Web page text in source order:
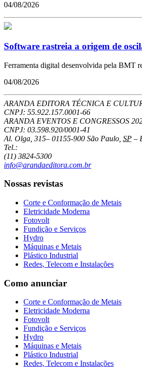
04/08/2026
Software rastreia a origem de
Ferramenta digital desenvolvida pela BMT
04/08/2026
ARANDA EDITORA TÉCNICA E
CNPJ: 55.922.157.0001-66
ARANDA EVENTOS E CONGRESSOS
CNPJ: 03.598.920/0001-41
Al. Olga, 315– 01155-900 São Paulo SP –
Tel.:
(11) 3824-5300
info@arandaeditora.com.br
Nossas revistas
Corte e Conformação de Metais
Eletricidade Moderna
Fotovolt
Fundição e Serviços
Hydro
Máquinas e Metais
Plástico Industrial
Redes, Telecom e Instalações
Como anunciar
Corte e Conformação de Metais
Eletricidade Moderna
Fotovolt
Fundição e Serviços
Hydro
Máquinas e Metais
Plástico Industrial
Redes, Telecom e Instalações